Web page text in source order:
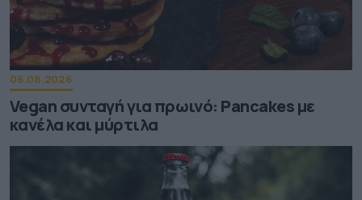
06.08.2026
Vegan συνταγή για πρωινό: Pancakes με
κανέλα και μύρτιλα